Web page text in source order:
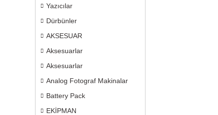
Yazıcılar
Dürbünler
AKSESUAR
Aksesuarlar
Aksesuarlar
Analog Fotograf Makinalar
Battery Pack
EKİPMAN